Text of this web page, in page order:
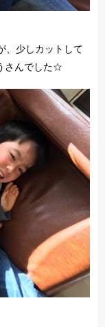
、少しカットして
さんでした☆